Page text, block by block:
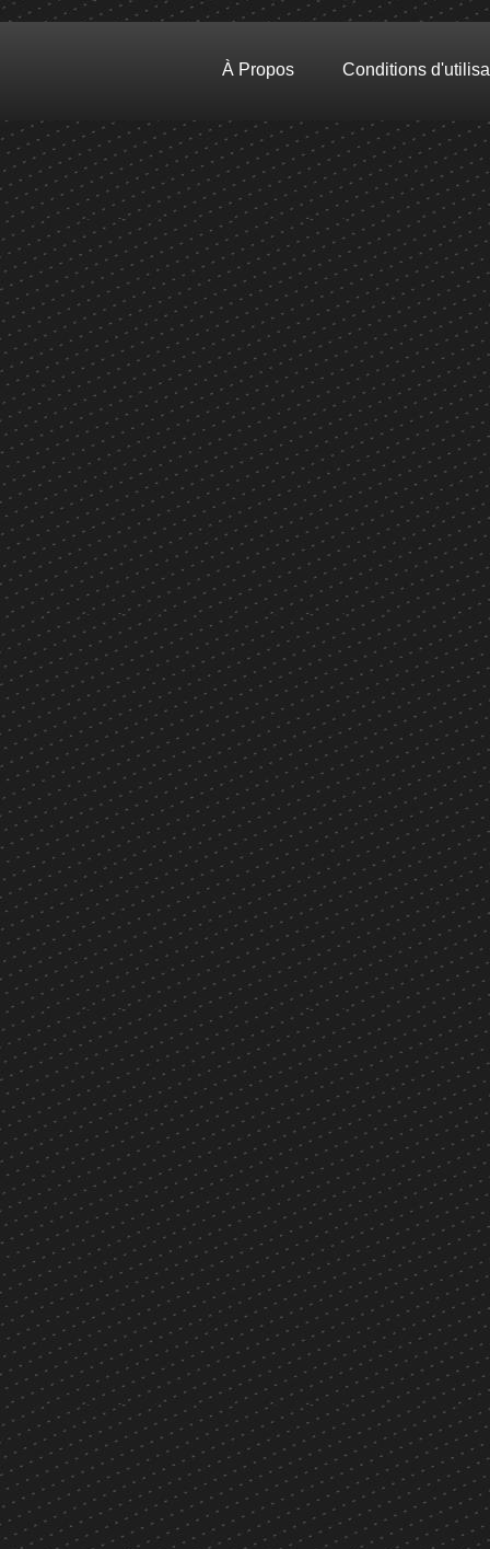
À Propos Conditions